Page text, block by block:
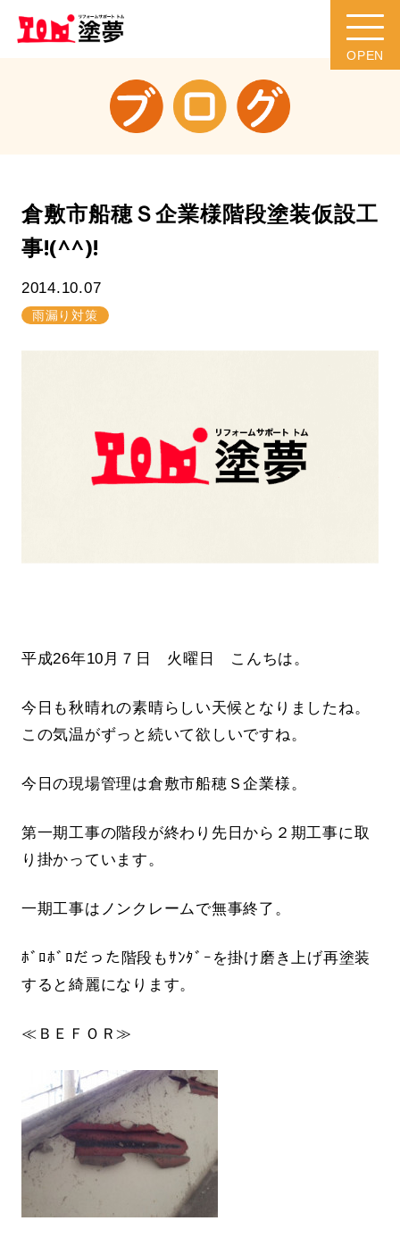
倉敷市船穂Ｓ企業様階段塗装仮設工
事!(^^)!
2014.10.07
雨漏り対策
平成26年10月７日 火曜日 こんちは。
今日も秋晴れの素晴らしい天候となりましたね。
この気温がずっと続いて欲しいですね。
今日の現場管理は倉敷市船穂Ｓ企業様。
第一期工事の階段が終わり先日から２期工事に取
り掛かっています。
一期工事はノンクレームで無事終了。
ﾎﾞﾛﾎﾞﾛだった階段もｻﾝﾀﾞｰを掛け磨き上げ再塗装
すると綺麗になります。
≪ＢＥＦＯＲ≫